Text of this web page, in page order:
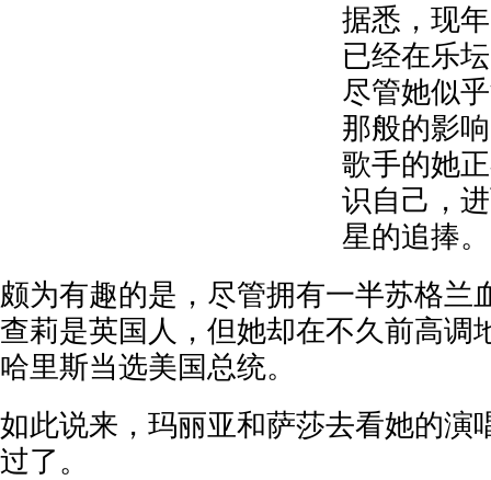
据悉，现
已经在乐
尽管她似
那般的影
歌手的她
识自己，
星的追捧。
颇为有趣的是，尽管拥有一半苏格兰
查莉是英国人，但她却在不久前高调
哈里斯当选美国总统。
如此说来，玛丽亚和萨莎去看她的演
过了。